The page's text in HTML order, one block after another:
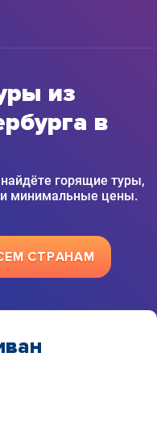
из
в
горящие туры,
минимальные цены.
СТРАНАМ